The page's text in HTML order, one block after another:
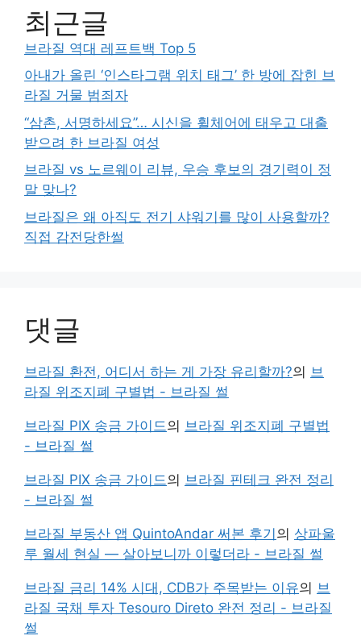
최근글
브라질 역대 레프트백 Top 5
아내가 올린 ‘인스타그램 위치 태그’ 한 방에 잡힌 브
라질 거물 범죄자
“삼촌, 서명하세요”… 시신을 휠체어에 태우고 대출
받으려 한 브라질 여성
브라질 vs 노르웨이 리뷰, 우승 후보의 경기력이 정
말 맞나?
브라질은 왜 아직도 전기 샤워기를 많이 사용할까?
직접 감전당한썰
댓글
브라질 환전, 어디서 하는 게 가장 유리할까?의 브
라질 위조지폐 구별법 - 브라질 썰
브라질 PIX 송금 가이드의 브라질 위조지폐 구별법
- 브라질 썰
브라질 PIX 송금 가이드의 브라질 핀테크 완전 정리
- 브라질 썰
브라질 부동산 앱 QuintoAndar 써본 후기의 상파울
루 월세 현실 — 살아보니까 이렇더라 - 브라질 썰
브라질 금리 14% 시대, CDB가 주목받는 이유의 브
라질 국채 투자 Tesouro Direto 완전 정리 - 브라질
썰